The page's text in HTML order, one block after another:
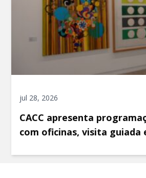
jul 28, 2026
CACC apresenta
com oficinas, visita guiada